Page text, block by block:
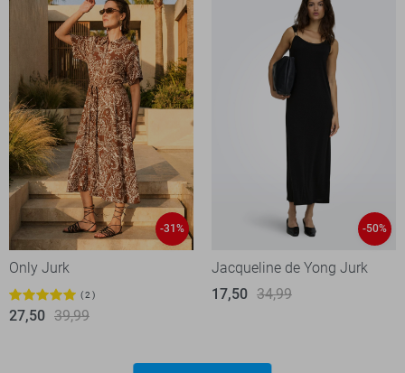
-31%
Only Jurk
2
27,50 39,99
-50%
Jacqueline de Yong Jurk
17,50 34,99